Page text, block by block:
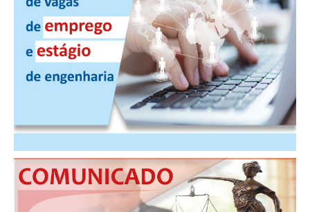
CONTRIBUIÇÃO SINDICAL URBANA
REVISÃO DE APOSENTADORIA
LEGISLAÇÃO
LEI 4.950-A/1966 – PISO SALARIAL
LEI 5.194/1966 – REGULAMENTAÇÃO DA PROFISSÃO
LEI 6.496/1977 – ART